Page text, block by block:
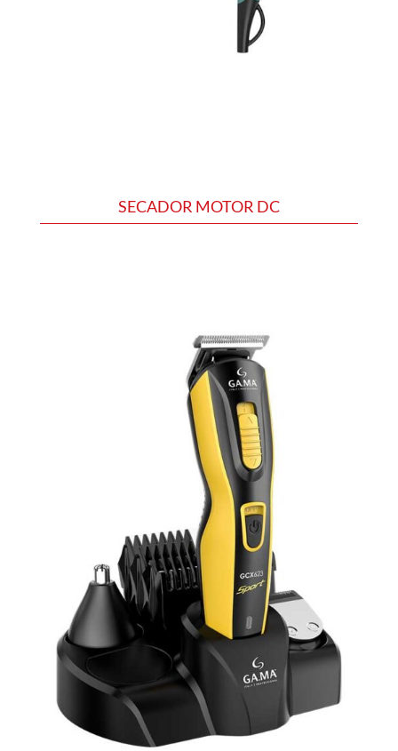
SECADOR MOTOR DC